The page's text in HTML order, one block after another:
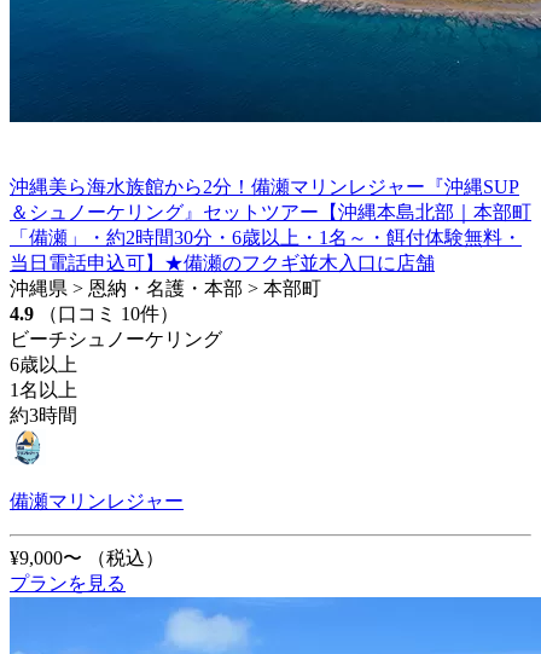
沖縄美ら海水族館から2分！備瀬マリンレジャー『沖縄SUP
＆シュノーケリング』セットツアー【沖縄本島北部｜本部町
「備瀬」・約2時間30分・6歳以上・1名～・餌付体験無料・
当日電話申込可】★備瀬のフクギ並木入口に店舗
沖縄県 > 恩納・名護・本部 > 本部町
4.9
（口コミ 10件）
ビーチシュノーケリング
6歳以上
1名以上
約3時間
備瀬マリンレジャー
¥9,000〜
（税込）
プランを見る